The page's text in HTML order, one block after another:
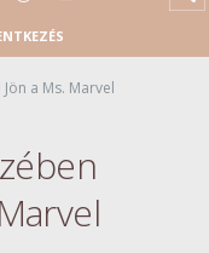
a Ms. Marvel